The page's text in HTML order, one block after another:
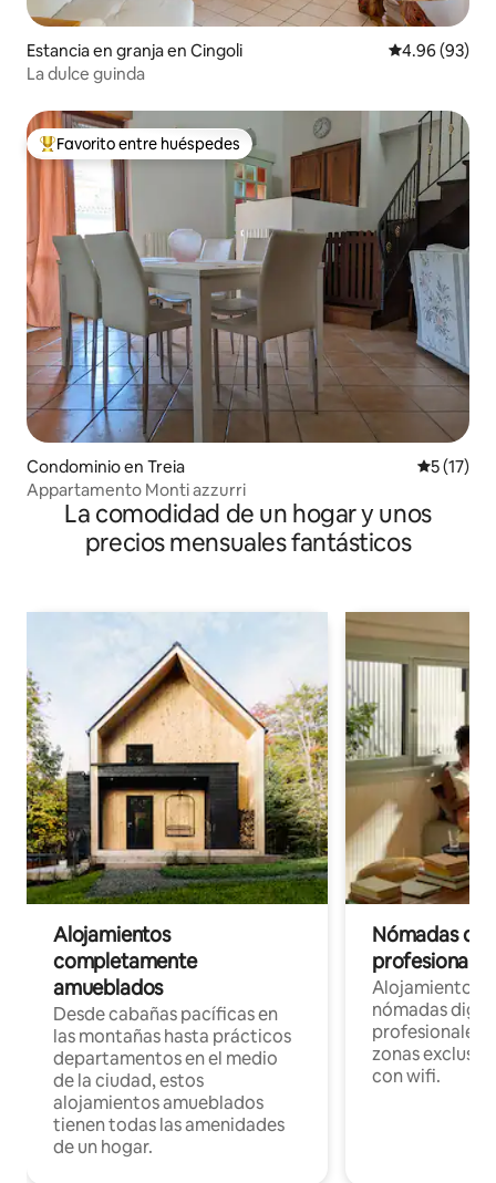
Estancia en granja en Cingoli Calificación
4.96 (93)
La dulce guinda
De los mejores en Favorito entre huéspedes
Favorito entre huéspedes
Condominio en Treia
5 (17)
Appartamento Monti azzurri
La comodidad de un hogar y unos
precios mensuales fantásticos
Alojamientos
completamente
amueblados
Desde cabañas pacíficas en
las montañas hasta prácticos
departamentos en el medio
de la ciudad, estos
alojamientos amueblados
tienen todas las amenidades
de un hogar.
Nómadas
Alojamientos
nómadas
profesionales
zonas
con wifi.